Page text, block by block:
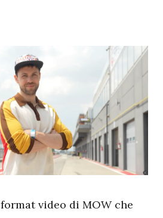
video di MOW che